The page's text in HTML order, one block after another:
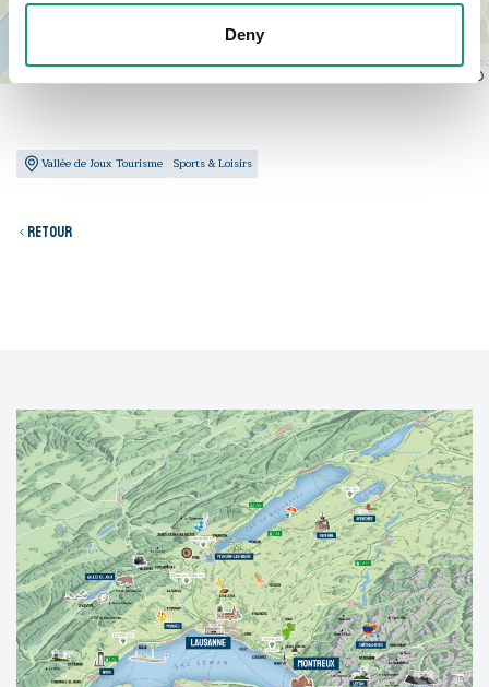
Deny
© OpenStreetMap contributors, © CARTO
Vallée de Joux Tourisme Sports & Loisirs
Retour